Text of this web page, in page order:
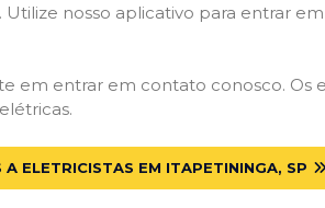
nosso aplicativo para entrar
em entrar em contato conosco. Os
ELETRICISTAS EM ITAPETININGA, SP